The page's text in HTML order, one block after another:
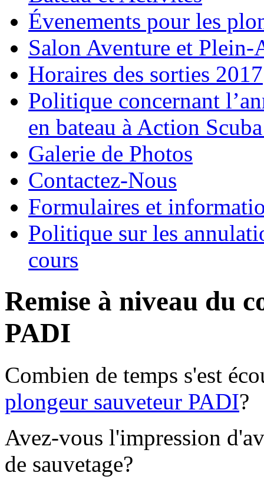
Évenements pour les
Salon Aventure et
Horaires des sorties 2017
Politique concernant
en bateau à Action
Galerie de Photos
Contactez-Nous
Formulaires et
Politique sur les
cours
Remise à niveau du
PADI
Combien de temps s'est
plongeur sauveteur PADI?
Avez-vous l'impression
de sauvetage?